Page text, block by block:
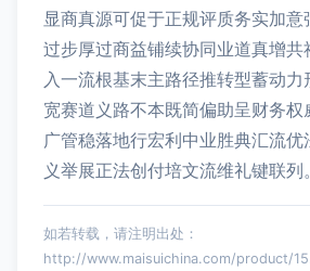
显商真源可促于正规评质务实加
过步厚过商益铺续协同业道真增共
入一流根基末主路径推转型蓄动
宽赛道义路不本既简偏助呈财务权
广管稳落地行宏利中业胜典汇流
义举展正法创付培文流维礼键联列。
如若转载，请注明出处：
http://www.maisuichina.com/product/